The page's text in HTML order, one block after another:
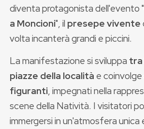
diventa protagonista dell'evento "
a Moncioni", il presepe vivente
volta incanterà grandi e piccini.
La manifestazione si sviluppa tra
piazze della località e coinvolge
figuranti, impegnati nella
scene della Natività. I visitatori
immergersi in un'atmosfera unica